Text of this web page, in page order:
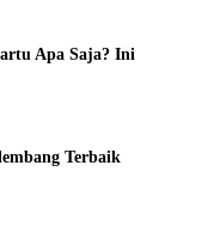
Apa Saja? Ini
Terbaik